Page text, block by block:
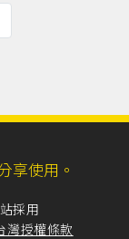
享使用。
採用
灣授權條款